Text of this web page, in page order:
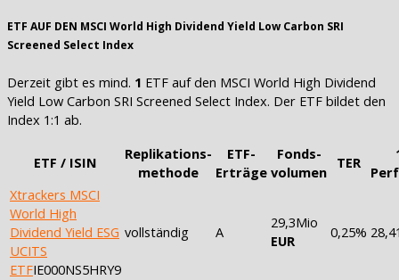
ETF AUF DEN MSCI World High Dividend Yield Low Carbon SRI
Screened Select Index
Derzeit gibt es mind. 1 ETF auf den MSCI World High Dividend
Yield Low Carbon SRI Screened Select Index. Der ETF bildet den
Index 1:1 ab.
ETF / ISIN
Replikations-
methode
ETF-
Erträge
Fonds-
volumen
TER
Xtrackers MSCI
World High
Dividend Yield ESG
UCITS
ETFIE000NS5HRY9
vollständig A
29,3Mio
EUR
0,25%